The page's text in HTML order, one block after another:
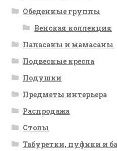
Обеденные группы
Венская коллекция
Папасаны и мамасаны
Подвесные кресла
Подушки
Предметы интерьера
Распродажа
Столы
Табуретки, пуфики и